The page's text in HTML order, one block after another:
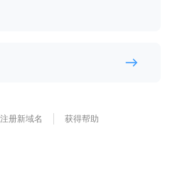
注册新域名 获得帮助